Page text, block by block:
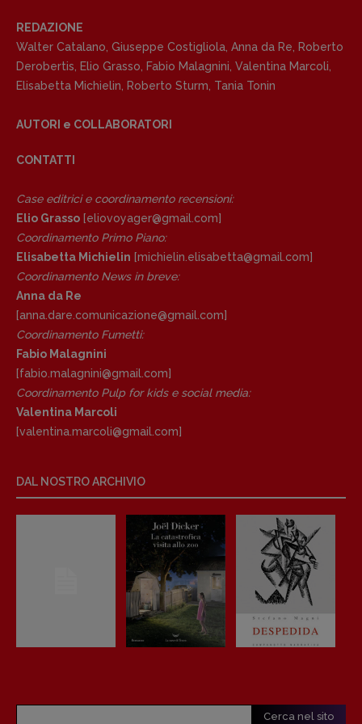
REDAZIONE
Walter Catalano Giuseppe Costigliola Anna da Re
Roberto
Derobertis
Elio Grasso Fabio Malagnini Valentina Marcoli
Elisabetta Michielin
Roberto Sturm Tania Tonin
AUTORI e COLLABORATORI
CONTATTI
Case editrici e coordinamento recensioni:
Elio Grasso [eliovoyager@gmail.com]
Coordinamento Primo Piano:
Elisabetta Michielin [michielin.elisabetta@gmail.com]
Coordinamento News in breve:
Anna da Re
[anna.dare.comunicazione@gmail. com]
Coordinamento Fumetti:
Fabio Malagnini
[fabio.malagnini@gmail. com]
Coordinamento Pulp for kids e social media:
Valentina Marcoli
[valentina.marcoli@gmail. com]
DAL NOSTRO ARCHIVIO
Cerca nel sito